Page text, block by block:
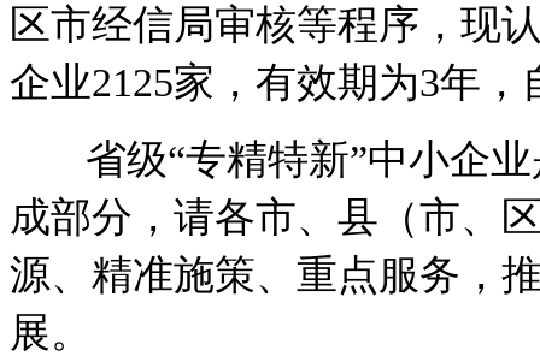
区市经信局审核等程序，现
企业2125家，有效期为3年，
省级“专精特新”中小企
成部分，请各市、县（市、
源、精准施策、重点服务，
展。